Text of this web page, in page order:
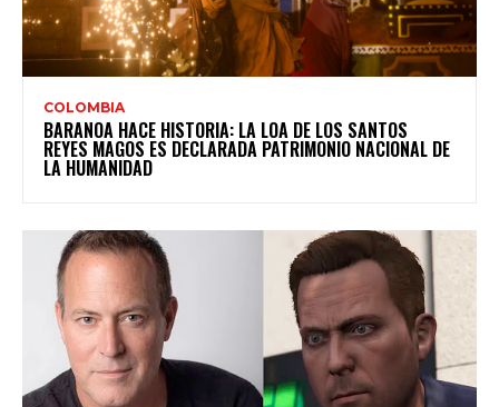
COLOMBIA
BARANOA HACE HISTORIA: LA LOA DE LOS SANTOS
REYES MAGOS ES DECLARADA PATRIMONIO NACIONAL DE
LA HUMANIDAD